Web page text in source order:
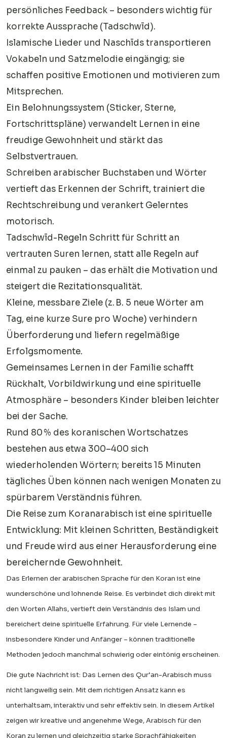
persönliches Feedback – besonders wichtig für
korrekte Aussprache (Tadschwīd).
Islamische Lieder und Naschīds transportieren
Vokabeln und Satzmelodie eingängig; sie
schaffen positive Emotionen und motivieren zum
Mitsprechen.
Ein Belohnungssystem (Sticker, Sterne,
Fortschrittspläne) verwandelt Lernen in eine
freudige Gewohnheit und stärkt das
Selbstvertrauen.
Schreiben arabischer Buchstaben und Wörter
vertieft das Erkennen der Schrift, trainiert die
Rechtschreibung und verankert Gelerntes
motorisch.
Tadschwīd-Regeln Schritt für Schritt an
vertrauten Suren lernen, statt alle Regeln auf
einmal zu pauken – das erhält die Motivation und
steigert die Rezitationsqualität.
Kleine, messbare Ziele (z. B. 5 neue Wörter am
Tag, eine kurze Sure pro Woche) verhindern
Überforderung und liefern regelmäßige
Erfolgsmomente.
Gemeinsames Lernen in der Familie schafft
Rückhalt, Vorbildwirkung und eine spirituelle
Atmosphäre – besonders Kinder bleiben leichter
bei der Sache.
Rund 80 % des koranischen Wortschatzes
bestehen aus etwa 300–400 sich
wiederholenden Wörtern; bereits 15 Minuten
tägliches Üben können nach wenigen Monaten zu
spürbarem Verständnis führen.
Die Reise zum Koranarabisch ist eine spirituelle
Entwicklung: Mit kleinen Schritten, Beständigkeit
und Freude wird aus einer Herausforderung eine
bereichernde Gewohnheit.
Das Erlernen der arabischen Sprache für den Koran ist eine
wunderschöne und lohnende Reise. Es verbindet dich direkt mit
den Worten Allahs, vertieft dein Verständnis des Islam und
bereichert deine spirituelle Erfahrung. Für viele Lernende –
insbesondere Kinder und Anfänger – können traditionelle
Methoden jedoch manchmal schwierig oder eintönig erscheinen.
Die gute Nachricht ist: Das Lernen des Qur’an-Arabisch muss
nicht langweilig sein. Mit dem richtigen Ansatz kann es
unterhaltsam, interaktiv und sehr effektiv sein. In diesem Artikel
zeigen wir kreative und angenehme Wege, Arabisch für den
Koran zu lernen und gleichzeitig starke Sprachfähigkeiten